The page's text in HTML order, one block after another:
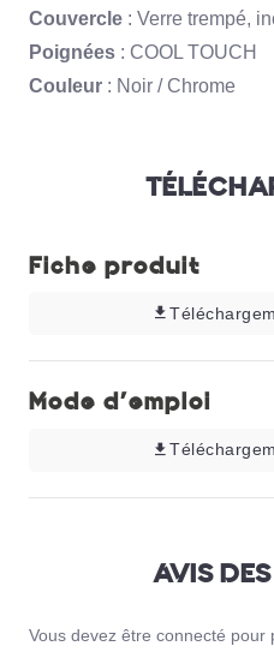
Couvercle : Verre trempé,
Poignées : COOL TOUCH
Couleur : Noir / Chrome
Fiche produit
Mode d'emploi
AVIS
Vous devez être connecté pour